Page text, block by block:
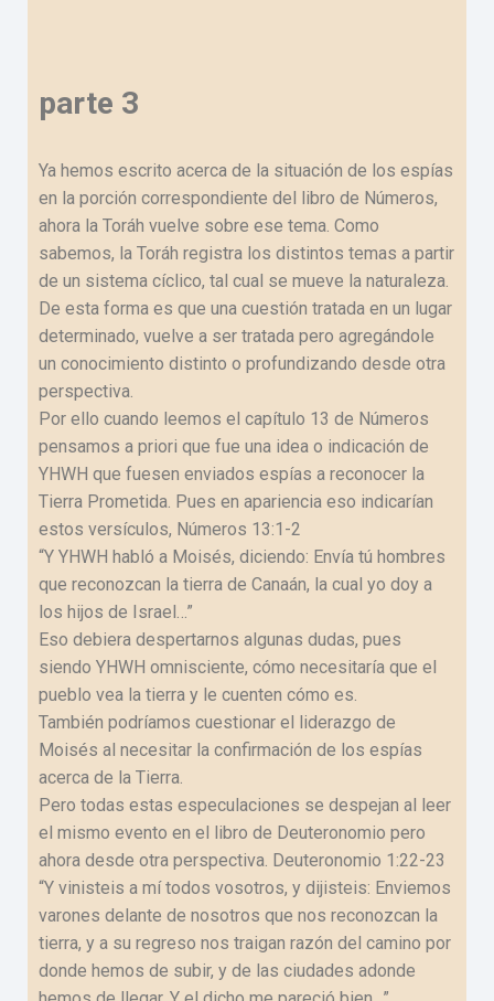
parte 3
Ya hemos escrito acerca de la situación de los espías
en la porción correspondiente del libro de Números,
ahora la Toráh vuelve sobre ese tema. Como
sabemos, la Toráh registra los distintos temas a partir
de un sistema cíclico, tal cual se mueve la naturaleza.
De esta forma es que una cuestión tratada en un lugar
determinado, vuelve a ser tratada pero agregándole
un conocimiento distinto o profundizando desde otra
perspectiva.
Por ello cuando leemos el capítulo 13 de Números
pensamos a priori que fue una idea o indicación de
YHWH que fuesen enviados espías a reconocer la
Tierra Prometida. Pues en apariencia eso indicarían
estos versículos, Números 13:1-2
“Y YHWH habló a Moisés, diciendo: Envía tú hombres
que reconozcan la tierra de Canaán, la cual yo doy a
los hijos de Israel…”
Eso debiera despertarnos algunas dudas, pues
siendo YHWH omnisciente, cómo necesitaría que el
pueblo vea la tierra y le cuenten cómo es.
También podríamos cuestionar el liderazgo de
Moisés al necesitar la confirmación de los espías
acerca de la Tierra.
Pero todas estas especulaciones se despejan al leer
el mismo evento en el libro de Deuteronomio pero
ahora desde otra perspectiva. Deuteronomio 1:22-23
“Y vinisteis a mí todos vosotros, y dijisteis: Enviemos
varones delante de nosotros que nos reconozcan la
tierra, y a su regreso nos traigan razón del camino por
donde hemos de subir, y de las ciudades adonde